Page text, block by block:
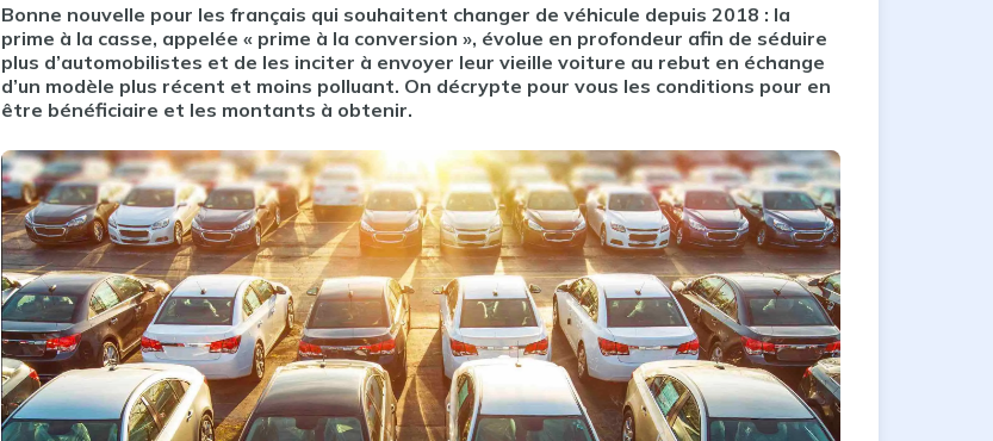
Bonne nouvelle pour les français qui souhaitent changer de véhicule depuis 2018 : la
prime à la casse, appelée « prime à la conversion », évolue en profondeur afin de séduire
plus d’automobilistes et de les inciter à envoyer leur vieille voiture au rebut en échange
d’un modèle plus récent et moins polluant. On décrypte pour vous les conditions pour en
être bénéficiaire et les montants à obtenir.